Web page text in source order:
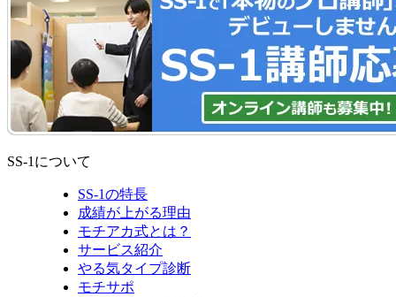
SS-1について
SS-1の特長
成績が上がる理由
モチアカ式とは？
サービス紹介
やる気タイプ診断
モチサポ